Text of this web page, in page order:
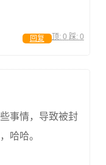
顶: 0 踩: 0
回复
事情，导致被封
哈哈。